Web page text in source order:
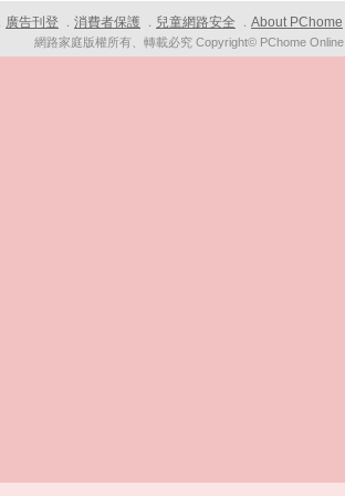
廣告刊登 ． 消費者保護 ． 兒童網路安全 ． About PChome
網路家庭版權所有、轉載必究 Copyright© PChome Online